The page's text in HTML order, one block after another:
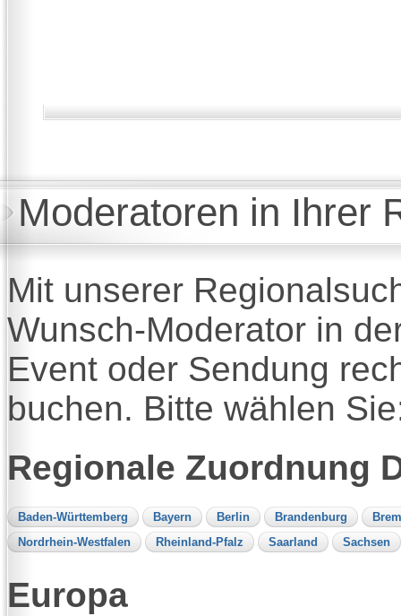
Moderatoren in Ihrer
Mit unserer
Wunsch-Moderator in
Event oder Sendung
buchen. Bitte wählen
Regionale Zuordnung
Baden-Württemberg Bayern Berlin Brandenburg
Nordrhein-Westfalen
Rheinland-Pfalz Saarland Sachsen
Europa